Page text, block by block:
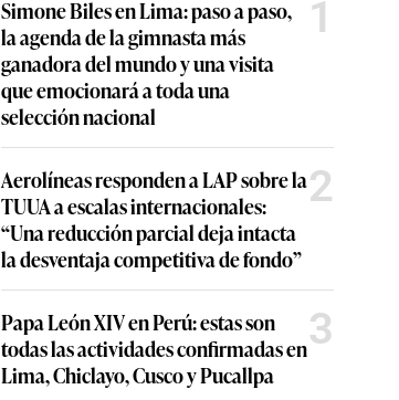
Simone Biles en Lima: paso a paso,
la agenda de la gimnasta más
ganadora del mundo y una visita
que emocionará a toda una
selección nacional
1
Aerolíneas responden a LAP sobre la
TUUA a escalas internacionales:
“Una reducción parcial deja intacta
la desventaja competitiva de fondo”
2
Papa León XIV en Perú: estas son
todas las actividades confirmadas en
Lima, Chiclayo, Cusco y Pucallpa
3